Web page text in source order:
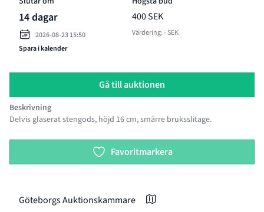
14 dagar
2026-08-23 15:50
Spara i kalender
400 SEK
Värdering: - SEK
Gå till auktionen
Beskrivning
Delvis glaserat stengods, höjd 16 cm, smärre bruksslitage.
Favoritmarkera
Göteborgs Auktionskammare